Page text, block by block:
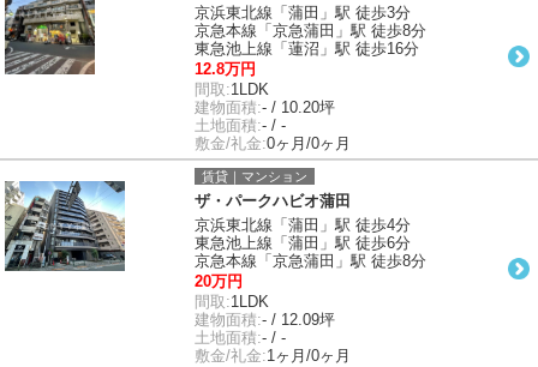
京浜東北線「蒲田」駅 徒歩3分
京急本線「京急蒲田」駅 徒歩8分
東急池上線「蓮沼」駅 徒歩16分
12.8万円
間取:1LDK
建物面積:- / 10.20坪
土地面積:- / -
敷金/礼金:0ヶ月/0ヶ月
賃貸｜マンション
ザ・パークハビオ蒲田
京浜東北線「蒲田」駅 徒歩4分
東急池上線「蒲田」駅 徒歩6分
京急本線「京急蒲田」駅 徒歩8分
20万円
間取:1LDK
建物面積:- / 12.09坪
土地面積:- / -
敷金/礼金:1ヶ月/0ヶ月